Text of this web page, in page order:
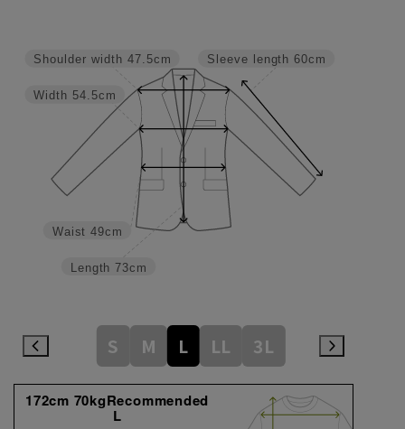
Sleeve length 60cm
Length 73cm
Waist 49cm
Width 54.5cm
Shoulder width 47.5cm
S M L LL 3L
172cm 70kgRecommended
L